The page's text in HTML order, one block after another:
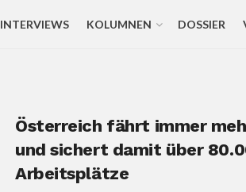
INTERVIEWS KOLUMNEN DOSSIER
Österreich fährt immer
und sichert damit über
Arbeitsplätze